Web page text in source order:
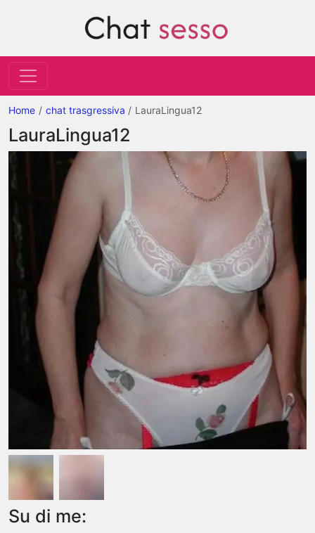
Home chat trasgressiva LauraLingua12
LauraLingua12
Su di me: